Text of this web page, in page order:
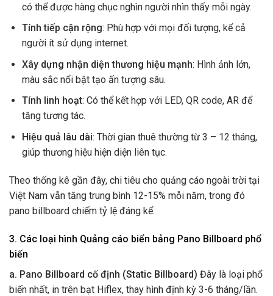
có thể được hàng chục nghìn người nhìn thấy mỗi ngày.
Tính tiếp cận rộng: Phù hợp với mọi đối tượng, kể cả
người ít sử dụng internet.
Xây dựng nhận diện thương hiệu mạnh: Hình ảnh lớn,
màu sắc nổi bật tạo ấn tượng sâu.
Tính linh hoạt: Có thể kết hợp với LED, QR code, AR để
tăng tương tác.
Hiệu quả lâu dài: Thời gian thuê thường từ 3 – 12 tháng,
giúp thương hiệu hiện diện liên tục.
Theo thống kê gần đây, chi tiêu cho quảng cáo ngoài trời tại
Việt Nam vẫn tăng trung bình 12-15% mỗi năm, trong đó
pano billboard chiếm tỷ lệ đáng kể.
3. Các loại hình Quảng cáo biển bảng Pano Billboard phổ
biến
a. Pano Billboard cố định (Static Billboard) Đây là loại phổ
biến nhất, in trên bạt Hiflex, thay hình định kỳ 3-6 tháng/lần.